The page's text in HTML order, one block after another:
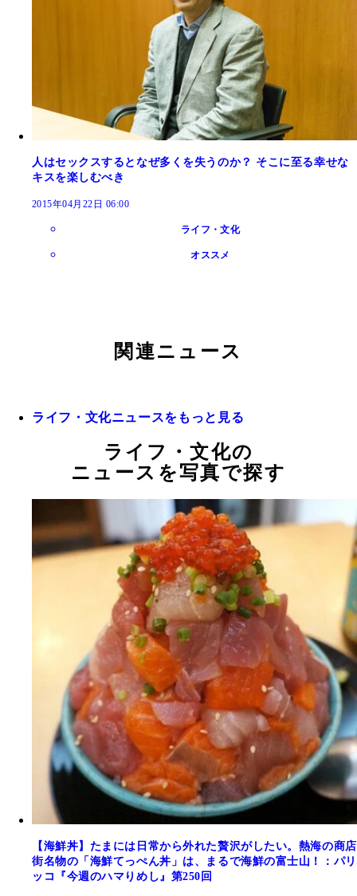
人はセックスするとなぜ多くを失うのか？ そこに至る幸せな
キスを楽しむべき
2015年04月22日 06:00
ライフ・文化
オススメ
関連ニュース
ライフ・文化ニュースをもっと見る
ライフ・文化の
ニュースを写真で探す
【海鮮丼】たまには日常から外れた贅沢がしたい。熱海の商店
街名物の「海鮮てっぺん丼」は、まるで海鮮の富士山！：パリ
ッコ『今週のハマりめし』第250回